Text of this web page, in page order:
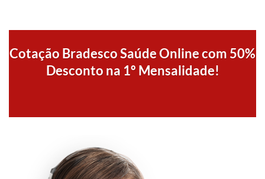
Cotação Bradesco Saúde Online com 50%
Desconto na 1º Mensalidade!